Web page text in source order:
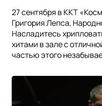
27 сентября в ККТ
Григория Лепса,
Насладитесь
хитами в зале с
частью этого